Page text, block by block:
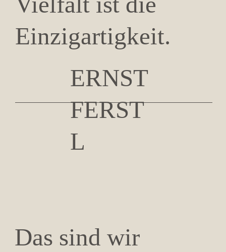
Einzig­artigkeit.
ERNST
FERST
L
Das sind wir